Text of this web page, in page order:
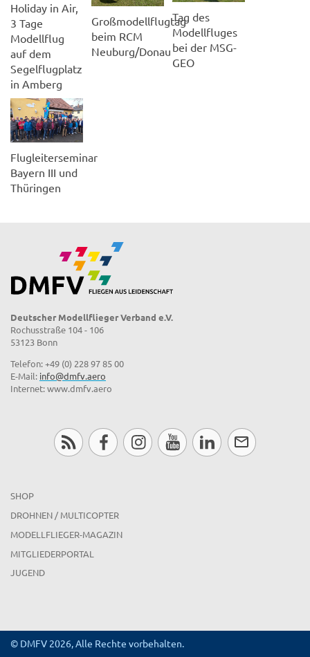
Holiday in Air,
3 Tage
Modellflug
auf dem
Segelflugplatz
in Amberg
Großmodellflugtag
beim RCM
Neuburg/Donau
Tag des
Modellfluges
bei der MSG-
GEO
Flugleiterseminar
Bayern III und
Thüringen
Deutscher Modellflieger Verband e.V.
Rochusstraße 104 - 106
53123 Bonn
Telefon: +49 (0) 228 97 85 00
E-Mail: info@dmfv.aero
Internet: www.dmfv.aero
SHOP
DROHNEN / MULTICOPTER
MODELLFLIEGER-MAGAZIN
MITGLIEDERPORTAL
JUGEND
© DMFV 2026, Alle Rechte vorbehalten.